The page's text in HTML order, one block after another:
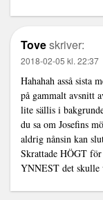
Toveskriver:
2018-02-05 kl. 22:37
Hahahah asså sista
på gammalt avsnitt
lite sällis i
du sa om Josefins
aldrig nånsin kan
Skrattade HÖGT
YNNEST det skulle